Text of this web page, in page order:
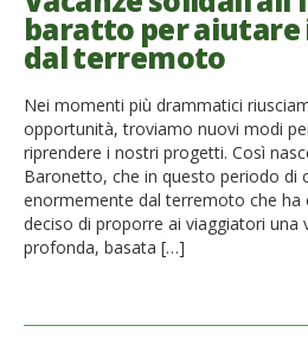
French
baratto per
dal terremoto
Nei momenti più drammatici
opportunità, troviamo nuovi modi
riprendere i nostri progetti. Così
Baronetto, che in questo periodo di
enormemente dal terremoto che ha
deciso di proporre ai viaggiatori una
profonda, basata […]